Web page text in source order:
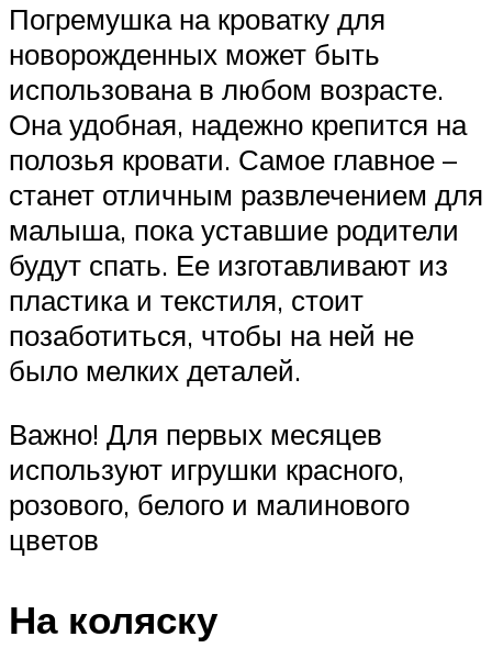
Погремушка на кроватку для
новорожденных может быть
использована в любом возрасте.
Она удобная, надежно крепится на
полозья кровати. Самое главное –
станет отличным развлечением для
малыша, пока уставшие родители
будут спать. Ее изготавливают из
пластика и текстиля, стоит
позаботиться, чтобы на ней не
было мелких деталей.
Важно! Для первых месяцев
используют игрушки красного,
розового, белого и малинового
цветов
На коляску